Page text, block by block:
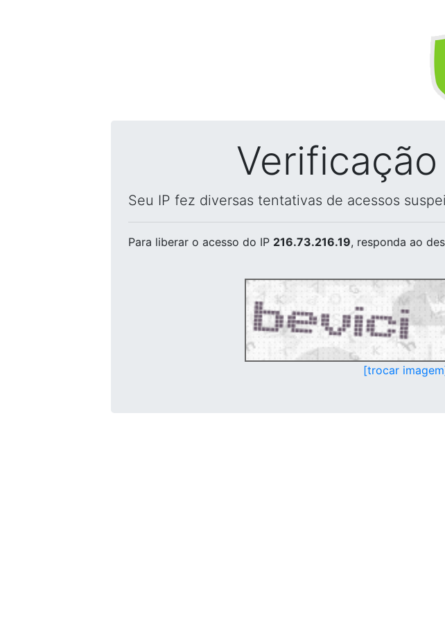
Seu IP fez diversas tentativas de acessos
Para liberar o acesso do IP 216.73.216.19, responda ao
[trocar